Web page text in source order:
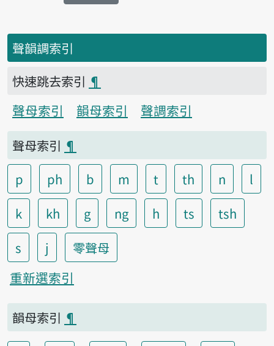
聲韻調索引
快速跳去索引 ¶
聲母索引
韻母索引
聲調索引
聲母索引 ¶
p
ph b m t th n
l
k
kh g ng h ts
tsh
s
j
零聲母
重新選索引
韻母索引 ¶